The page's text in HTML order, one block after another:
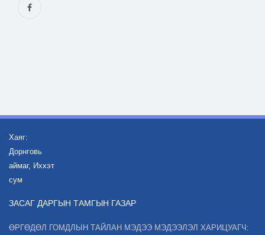
Хаяг:
Дорнговь
аймаг, Иххэт
сум
ЗАСАГ ДАРГЫН ТАМГЫН ГАЗАР
ӨРГӨДӨЛ ГОМДЛЫН ТАЙЛАН МЭДЭЭ МЭДЭЭЛЭЛ ХАРИЦУАГЧ: